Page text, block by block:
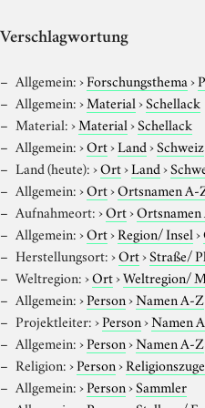
Verschlagwortung
Allgemein:›Forschungsthema›
Allgemein:›Material›Schellack
Material:›Material›Schellack
Allgemein:›Ort›Land›Schweiz
Land (heute):›Ort›Land›
Allgemein:›Ort›Ortsnamen A-
Aufnahmeort:›Ort›
Allgemein:›Ort›Region/ Insel›
Herstellungsort:›Ort›Straße/
Weltregion:›Ort›Weltregion/
Allgemein:›Person›Namen A-Z
Projektleiter:›Person›Namen
Allgemein:›Person›Namen A-Z
Religion:›Person›
Allgemein:›Person›Sammler